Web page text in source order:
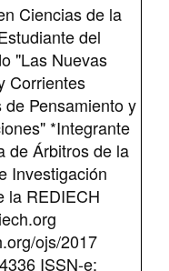
Ciencias de la
del
"Las Nuevas
Corrientes
de Pensamiento y
*Integrante
de Árbitros de la
Investigación
la REDIECH
ojs/2017
ISSN-e: